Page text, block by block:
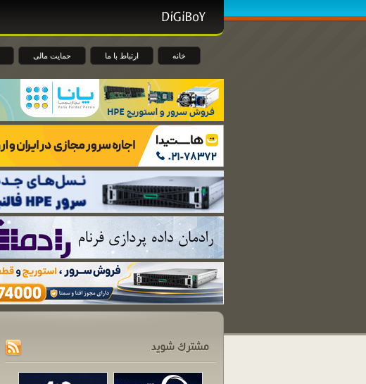
خانه ارتباط با ما حمایت مالی